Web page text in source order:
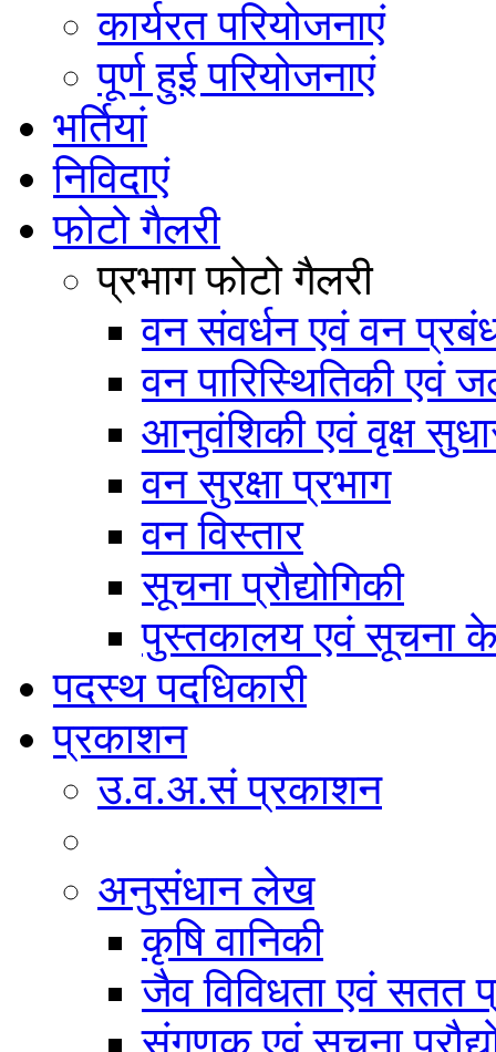
कार्यरत परियोजनाएं
पूर्ण हुई परियोजनाएं
भर्तियां
निविदाएं
फोटो गैलरी
प्रभाग फोटो गैलरी
वन संवर्धन एवं वन
वन पारिस्थितिकी एवं
आनुवंशिकी एवं वृक्ष
वन सुरक्षा प्रभाग
वन विस्तार
सूचना प्रौद्योगिकी
पुस्तकालय एवं सूचना
पदस्थ पदधिकारी
प्रकाशन
उ.व.अ.सं प्रकाशन
अनुसंधान लेख
कृषि वानिकी
जैव विविधता एवं सतत